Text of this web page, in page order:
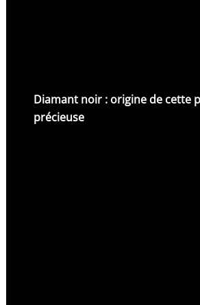
Diamant noir : origine de cette
précieuse